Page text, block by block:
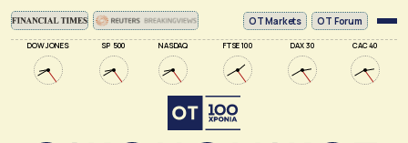
DOW JONES SP 500 NASDAQ FTSE 100 DAX 30 CAC 40
ΟΤ Markets OT Forum